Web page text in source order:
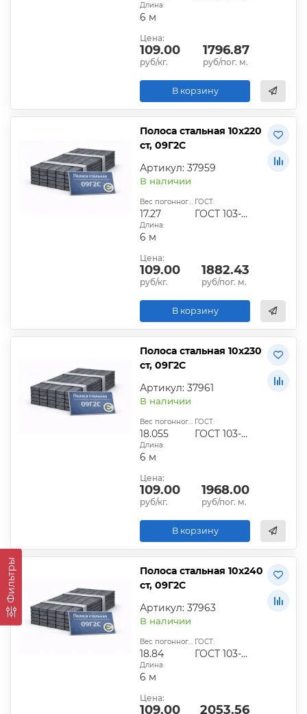
Фильтры
Длина:
6 м
Цена:
109.00
руб/кг.
1796.87
руб/пог. м.
В корзину
Полоса стальная 10х220
ст, 09Г2С
Артикул: 37959
В наличии
Вес погонного метра, кг:
17.27
ГОСТ:
ГОСТ 103-2006
Длина:
6 м
Цена:
109.00
руб/кг.
1882.43
руб/пог. м.
В корзину
Полоса стальная 10х230
ст, 09Г2С
Артикул: 37961
В наличии
Вес погонного метра, кг:
18.055
ГОСТ:
ГОСТ 103-2006
Длина:
6 м
Цена:
109.00
руб/кг.
1968.00
руб/пог. м.
В корзину
Полоса стальная 10х240
ст, 09Г2С
Артикул: 37963
В наличии
Вес погонного метра, кг:
18.84
ГОСТ:
ГОСТ 103-2006
Длина:
6 м
Цена:
109.00 2053.56